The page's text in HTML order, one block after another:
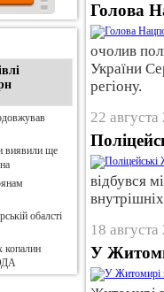
виявили ще
обалсті
копалин
Голова
очолив
України
регіону.
22
відбувся
18
У